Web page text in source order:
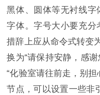
黑体、圆体等无衬线字
字体。字号大小要充分
措辞上应从命令式转变
换为“请保持安静，感
“化验室请往前走，别
节点，可以设置一些非